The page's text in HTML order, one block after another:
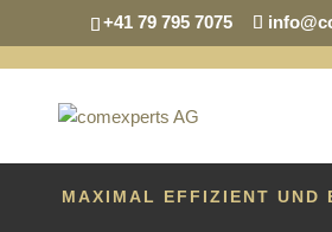
+41 79 795 7075
MAXIMAL EFFIZIENT UND